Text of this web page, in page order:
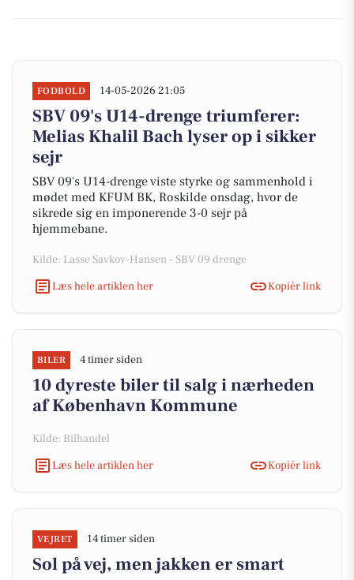
FODBOLD 14-05-2026 21:05
SBV 09's U14-drenge triumferer:
Melias Khalil Bach lyser op i sikker
sejr
SBV 09's U14-drenge viste styrke og sammenhold i
mødet med KFUM BK, Roskilde onsdag, hvor de
sikrede sig en imponerende 3-0 sejr på
hjemmebane.
Kilde: Lasse Savkov-Hansen - SBV 09 drenge
Læs hele artiklen her
Kopiér link
BILER 4 timer siden
10 dyreste biler til salg i nærheden
af København Kommune
Kilde: Bilhandel
Læs hele artiklen her
Kopiér link
VEJRET 14 timer siden
Sol på vej, men jakken er smart